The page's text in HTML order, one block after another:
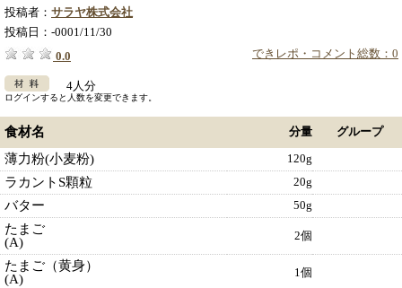
投稿者： サラヤ株式会社
投稿日： -0001/11/30
できレポ・コメント総数：0
0.0
4人分
ログインすると人数を変更できます。
食材名 分量 グループ
薄力粉(小麦粉) 120g
ラカントS顆粒 20g
バター 50g
たまご
(A)
2個
たまご（黄身）
(A)
1個